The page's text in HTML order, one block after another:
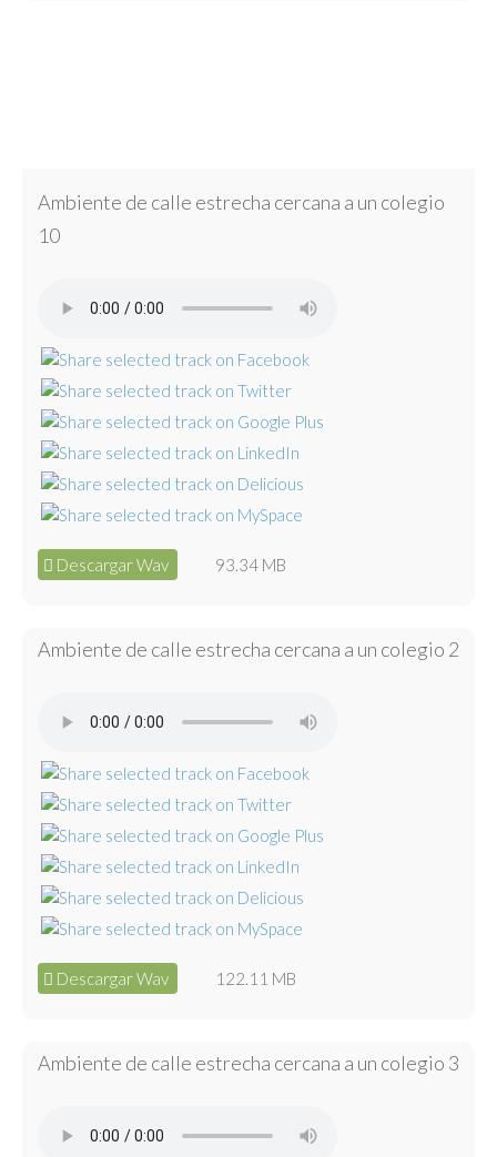
Ambiente de calle estrecha cercana a un colegio
10
Descargar Wav 93.34 MB
Ambiente de calle estrecha cercana a un colegio 2
Descargar Wav 122.11 MB
Ambiente de calle estrecha cercana a un colegio 3